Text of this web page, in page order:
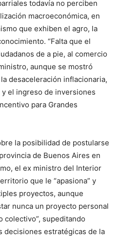
todavía no perciben
macroeconómica, en
que exhiben el agro, la
“Falta que el
de a pie, al comercio
aunque se mostró
desaceleración inflacionaria,
el ingreso de inversiones
para Grandes
la posibilidad de postularse
de Buenos Aires en
el ex ministro del Interior
que le “apasiona” y
proyectos, aunque
nunca un proyecto personal
colectivo”, supeditando
decisiones estratégicas de la